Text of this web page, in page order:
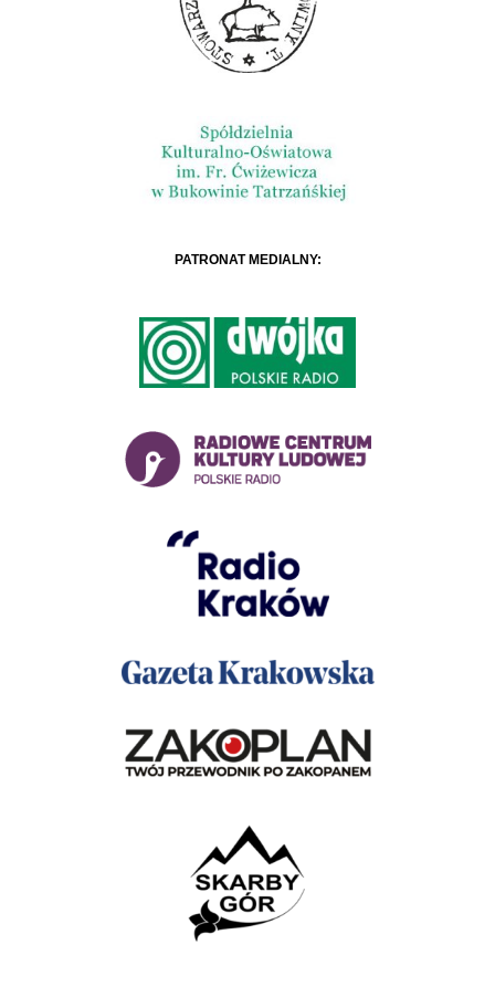
PATRONAT MEDIALNY: